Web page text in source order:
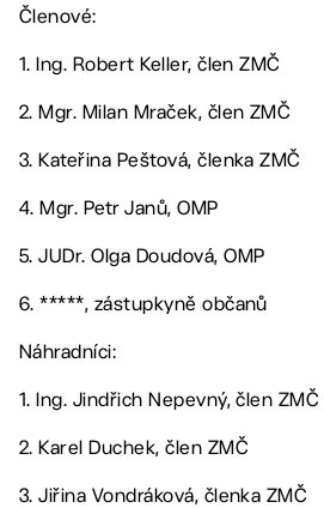
Členové:
1. Ing. Robert Keller, člen ZMČ
2. Mgr. Milan Mraček, člen ZMČ
3. Kateřina Peštová, členka ZMČ
4. Mgr. Petr Janů, OMP
5. JUDr. Olga Doudová, OMP
6. *****, zástupkyně občanů
Náhradníci:
1. Ing. Jindřich Nepevný, člen ZMČ
2. Karel Duchek, člen ZMČ
3. Jiřina Vondráková, členka ZMČ